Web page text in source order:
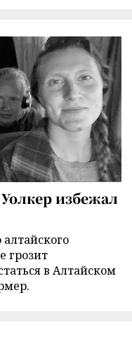
избежал
грозит
в Алтайском